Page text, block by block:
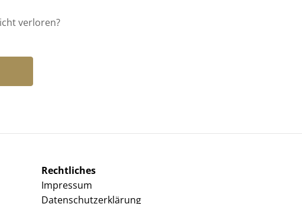
verloren?
Rechtliches
Impressum
Datenschutzerklärung